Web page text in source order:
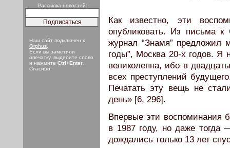
Рассылка новостей:
Наш сайт подключен к
Orphus
Если вы заметили
опечатку, выделите слово
и нажмите Ctrl+Enter
Спасибо!
Как известно, эти
опубликовать. Из письма
журнал “Знамя” предложил
годы”, Москва 20-х годов.
великолепна, ибо в
всех преступлений
Печатать эту вещь не
день» [6, 296].
Впервые эти воспоминания
в 1987 году, но даже тогда
дождались только 13 лет